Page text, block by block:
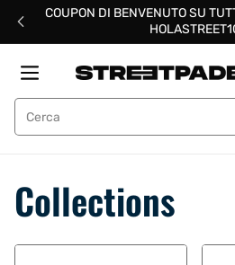
COUPON DI BENVENUTO SU
Street Padel
Collections